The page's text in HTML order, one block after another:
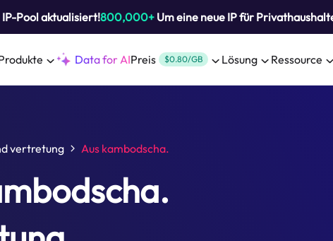
IP-Pool aktualisiert!800,000+Um eine neue IP für
Data for AIPreis $0.80/GB Lösung Ressource
vertretung Aus kambodscha.